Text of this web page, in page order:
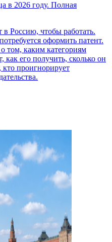
в 2026 году. Полная
Россию, чтобы работать.
оформить патент.
том, каким категориям
его получить, сколько он
кто проигнорирует